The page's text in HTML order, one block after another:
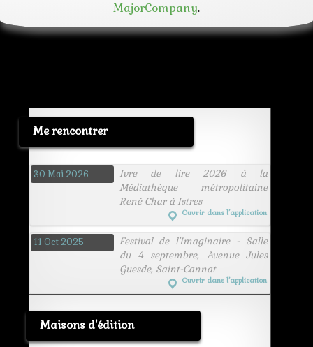
MajorCompany.
Me rencontrer
30 Mai 2026
Ivre de lire 2026 à la
Médiathèque métropolitaine
René Char à Istres
Ouvrir dans l’application
11 Oct 2025
Festival de l'Imaginaire - Salle
du 4 septembre, Avenue Jules
Guesde, Saint-Cannat
Ouvrir dans l’application
Maisons d'édition